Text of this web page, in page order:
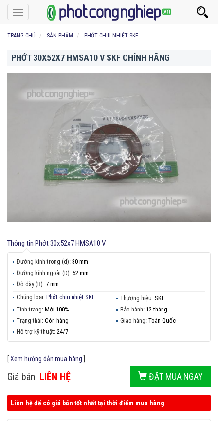
Toggle
navigation
TRANG CHỦ SẢN PHẨM PHỚT CHỊU NHIỆT SKF
PHỚT 30X52X7 HMSA10 V SKF CHÍNH HÃNG
Thông tin Phớt 30x52x7 HMSA10 V
Đường kính trong (d): 30 mm
Đường kính ngoài (D): 52 mm
Độ dày (B): 7 mm
Chủng loại: Phớt chịu nhiệt SKF Thương hiệu: SKF
Tình trạng: Mới 100% Bảo hành: 12 tháng
Trạng thái: Còn hàng Giao hàng: Toàn Quốc
Hỗ trợ kỹ thuật: 24/7
[Xem hướng dẫn mua hàng
Giá bán: LIÊN HỆ ĐẶT MUA NGAY
Liên hệ để có giá bán tốt nhất tại thời điểm mua hàng